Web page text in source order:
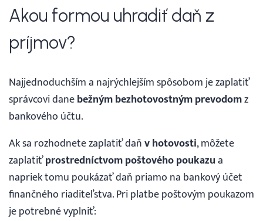
Akou formou uhradiť daň z
príjmov?
Najjednoduchším a najrýchlejším spôsobom je zaplatiť
správcovi danebežným bezhotovostným prevodomz
bankového účtu.
Ak sa rozhodnete zaplatiť daňv hotovosti, môžete
zaplatiťprostredníctvom poštového poukazua
napriek tomu poukázať daň priamo na bankový účet
finančného riaditeľstva. Pri platbe poštovým poukazom
je potrebné vyplniť: